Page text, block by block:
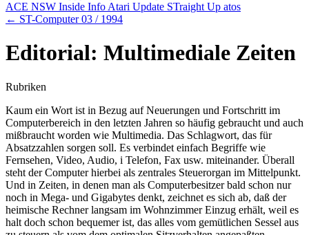
ACE NSW Inside Info Atari Update STraight Up atos
← ST-Computer 03 / 1994
Editorial: Multimediale Zeiten
Rubriken
Kaum ein Wort ist in Bezug auf Neuerungen und Fortschritt im
Computerbereich in den letzten Jahren so häufig gebraucht und auch
mißbraucht worden wie Multimedia. Das Schlagwort, das für
Absatzzahlen sorgen soll. Es verbindet einfach Begriffe wie
Fernsehen, Video, Audio, i Telefon, Fax usw. miteinander. Überall
steht der Computer hierbei als zentrales Steuerorgan im Mittelpunkt.
Und in Zeiten, in denen man als Computerbesitzer bald schon nur
noch in Mega- und Gigabytes denkt, zeichnet es sich ab, daß der
heimische Rechner langsam im Wohnzimmer Einzug erhält, weil es
halt doch schon bequemer ist, das alles vom gemütlichen Sessel aus